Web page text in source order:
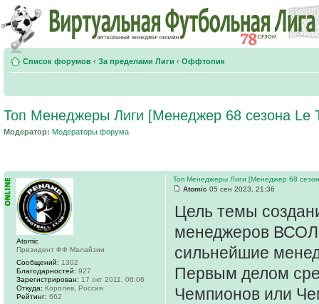
Список форумов ‹ За пределами Лиги ‹ Оффтопик
Топ Менеджеры Лиги [Менеджер 68 сезона Le
Модератор: Модераторы форума
Топ Менеджеры Лиги [Менеджер 68
Atomic 05 сен 2023, 21:36
Цель темы
менеджеров
сильнейшие
Первым делом
Чемпионов или
Atomic
Президент ФФ Малайзии
Сообщений: 1302
Благодарностей: 927
Зарегистрирован: 17 окт 2011, 06:06
Откуда: Королев, Россия
Рейтинг: 662